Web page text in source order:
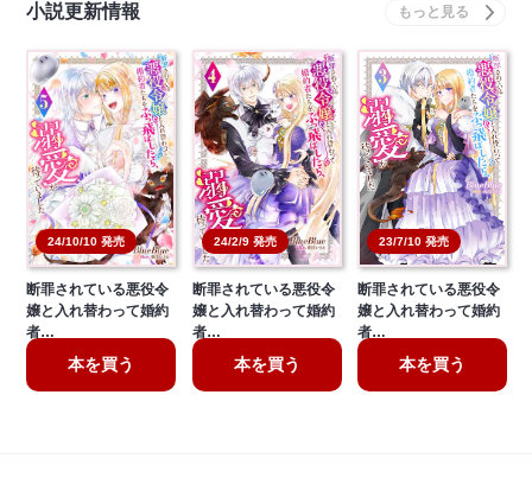
小説更新情報
24/10/10 発売
断罪されている悪役令
嬢と入れ替わって婚約
者…
本を買う
24/2/9 発売
断罪されている悪役令
嬢と入れ替わって婚約
者…
本を買う
23/7/10 発売
断罪されている悪役令
嬢と入れ替わって婚約
者…
本を買う